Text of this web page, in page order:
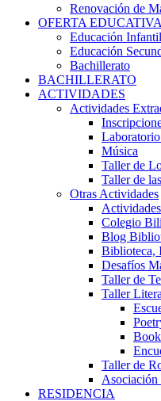
Renovación de
OFERTA EDUCATIVA
Educación
Educación
Bachillerato
BACHILLERATO
ACTIVIDADES
Actividades
Música
Taller de
Taller de
Otras Actividades
Colegio
Blog
Biblioteca,
Desafíos
Taller de
Taller
Taller de
RESIDENCIA